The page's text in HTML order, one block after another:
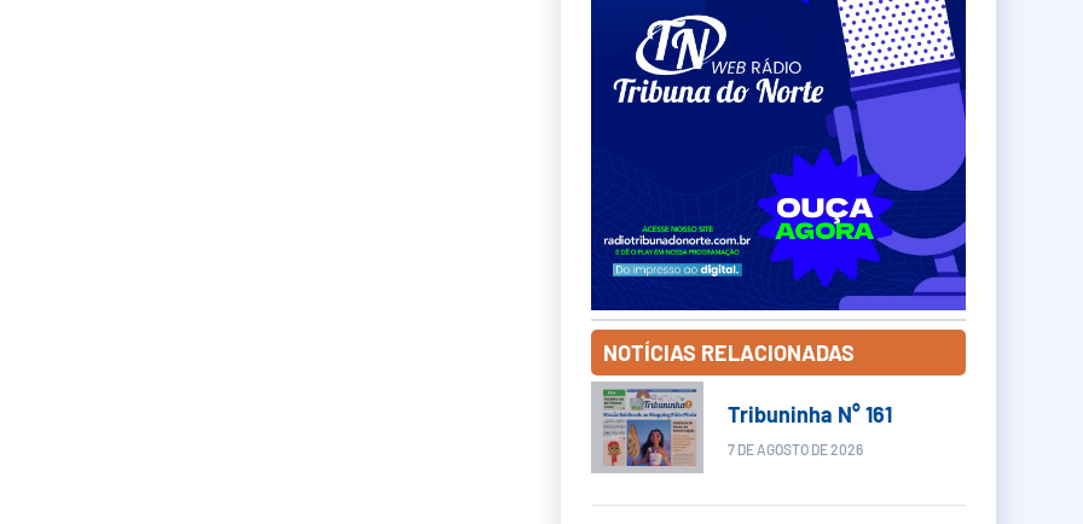
NOTÍCIAS RELACIONADAS
Tribuninha N° 161
7 DE AGOSTO DE 2026